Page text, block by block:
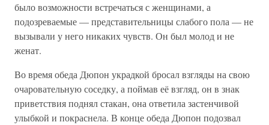
было возможности встречаться с женщинами, а
подозреваемые — представительницы слабого пола — не
вызывали у него никаких чувств. Он был молод и не
женат.
Во время обеда Дюпон украдкой бросал взгляды на свою
очаровательную соседку, а поймав её взгляд, он в знак
приветствия поднял стакан, она ответила застенчивой
улыбкой и покраснела. В конце обеда Дюпон подозвал